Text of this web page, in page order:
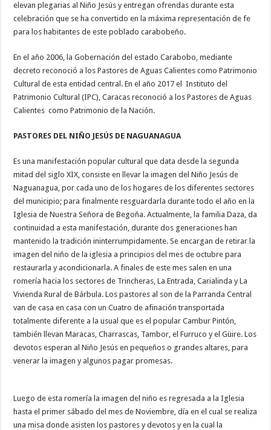
elevan plegarias al Niño Jesús y entregan ofrendas durante esta
celebración que se ha convertido en la máxima representación de fe
para los habitantes de este poblado carabobeño.
En el año 2006, la Gobernación del estado Carabobo, mediante
decreto reconoció a los Pastores de Aguas Calientes como Patrimonio
Cultural de esta entidad central. En el año 2017 el Instituto del
Patrimonio Cultural (IPC), Caracas reconoció a los Pastores de Aguas
Calientes como Patrimonio de la Nación.
PASTORES DEL NIÑO JESÚS DE NAGUANAGUA
Es una manifestación popular cultural que data desde la segunda
mitad del siglo XIX, consiste en llevar la imagen del Niño Jesús de
Naguanagua, por cada uno de los hogares de los diferentes sectores
del municipio; para finalmente resguardarla durante todo el año en la
Iglesia de Nuestra Señora de Begoña. Actualmente, la familia Daza, da
continuidad a esta manifestación, durante dos generaciones han
mantenido la tradición ininterrumpidamente. Se encargan de retirar la
imagen del niño de la iglesia a principios del mes de octubre para
restaurarla y acondicionarla. A finales de este mes salen en una
romería hacia los sectores de Trincheras, La Entrada, Carialinda y La
Vivienda Rural de Bárbula. Los pastores al son de la Parranda Central
van de casa en casa con un Cuatro de afinación transportada
totalmente diferente a la usual que es el popular Cambur Pintón,
también llevan Maracas, Charrascas, Tambor, el Furruco y el Güire. Los
devotos esperan al Niño Jesús en pequeños o grandes altares, para
venerar la imagen y algunos pagar promesas.
Luego de esta romería la imagen del niño es regresada a la Iglesia
hasta el primer sábado del mes de Noviembre, día en el cual se realiza
una misa donde asisten los pastores y devotos y en la cual la